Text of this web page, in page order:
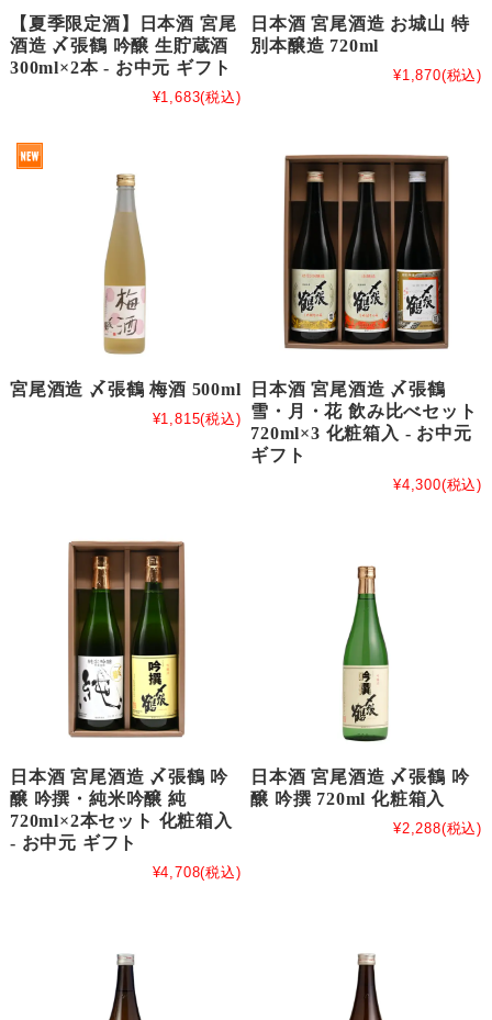
【夏季限定酒】日本酒 宮尾
酒造 〆張鶴 吟醸 生貯蔵酒
300ml×2本 - お中元 ギフト
¥1,683(税込)
日本酒 宮尾酒造 お城山 特
別本醸造 720ml
¥1,870(税込)
宮尾酒造 〆張鶴 梅酒 500ml
¥1,815(税込)
日本酒 宮尾酒造 〆張鶴
雪・月・花 飲み比べセット
720ml×3 化粧箱入 - お中元
ギフト
¥4,300(税込)
日本酒 宮尾酒造 〆張鶴 吟
醸 吟撰・純米吟醸 純
720ml×2本セット 化粧箱入
- お中元 ギフト
¥4,708(税込)
日本酒 宮尾酒造 〆張鶴 吟
醸 吟撰 720ml 化粧箱入
¥2,288(税込)